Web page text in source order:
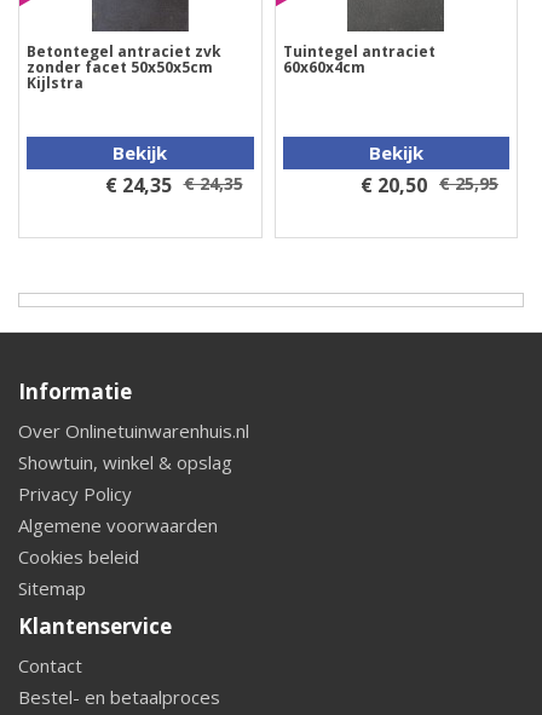
Betontegel antraciet zvk
zonder facet 50x50x5cm
Kijlstra
Bekijk
€ 24,35 € 24,35
Tuintegel antraciet
60x60x4cm
Bekijk
€ 20,50 € 25,95
Informatie
Over Onlinetuinwarenhuis.nl
Showtuin, winkel & opslag
Privacy Policy
Algemene voorwaarden
Cookies beleid
Sitemap
Klantenservice
Contact
Bestel- en betaalproces